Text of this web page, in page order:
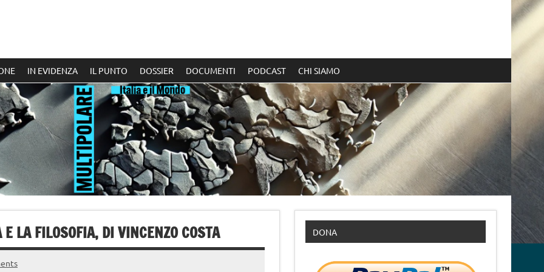
IN EVIDENZA IL PUNTO DOSSIER DOCUMENTI PODCAST CHI SIAMO
LA FILOSOFIA, DI VINCENZO COSTA DONA